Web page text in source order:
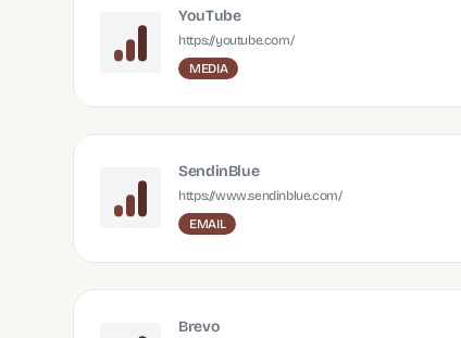
YouTube
https://youtube.com/
MEDIA
SendinBlue
https://www.sendinblue.com/
EMAIL
Brevo